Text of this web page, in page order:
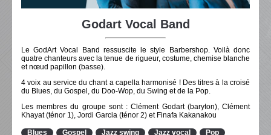
Godart Vocal Band
Le GodArt Vocal Band ressuscite le style Barbershop. Voilà donc
quatre chanteurs avec la tenue de rigueur, costume, chemise blanche
et nœud papillon (basse).
4 voix au service du chant a capella harmonisé ! Des titres à la croisé
du Blues, du Gospel, du Doo-Wop, du Swing et de la Pop.
Les membres du groupe sont : Clément Godart (baryton), Clément
Khayat (ténor 1), Jordi Garcia (ténor 2) et Finafa Kakanakou
Blues Gospel Jazz swing Jazz vocal Pop